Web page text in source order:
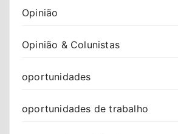
Opinião
Opinião & Colunistas
oportunidades
oportunidades de trabalho